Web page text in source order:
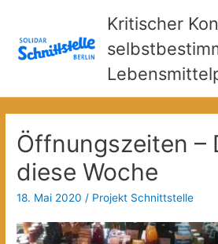
Kritischer
Öffnungszeiten –
diese Woche
18. Mai 2020 / Projekt Schnittstelle